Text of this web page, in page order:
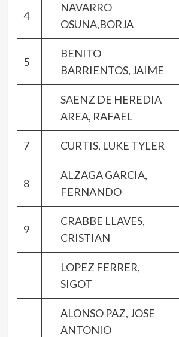
4
NAVARRO
OSUNA,BORJA
5
BENITO
BARRIENTOS, JAIME
SAENZ DE HEREDIA
AREA, RAFAEL
7 CURTIS, LUKE TYLER
8
ALZAGA GARCIA,
FERNANDO
9
CRABBE LLAVES,
CRISTIAN
LOPEZ FERRER,
SIGOT
ALONSO PAZ, JOSE
ANTONIO